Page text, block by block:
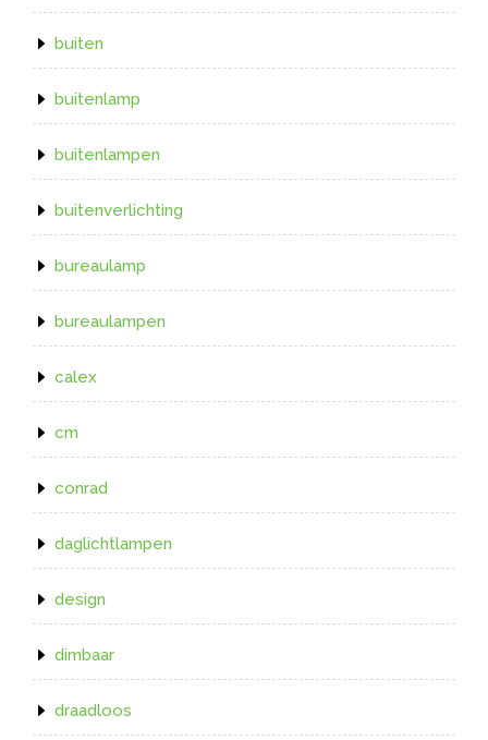
buiten
buitenlamp
buitenlampen
buitenverlichting
bureaulamp
bureaulampen
calex
cm
conrad
daglichtlampen
design
dimbaar
draadloos